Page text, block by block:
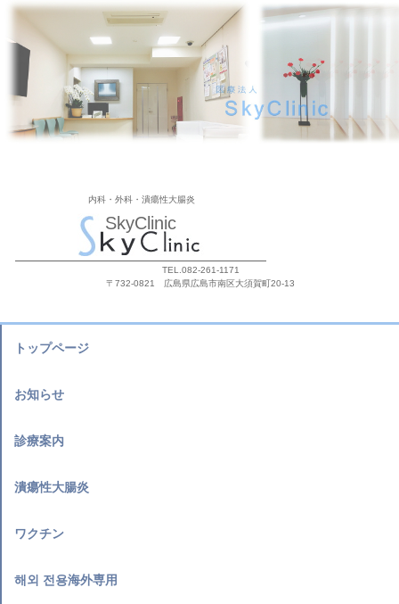
SkyClinic
内科・外科・潰瘍性大腸炎
TEL.082-261-1171
〒732-0821 広島県広島市南区大須賀町20-13
トップページ
お知らせ
診療案内
潰瘍性大腸炎
ワクチン
해외 전용海外専用